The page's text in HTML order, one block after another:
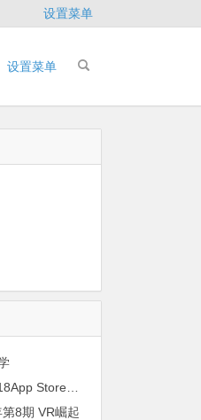
设置菜单
设置菜单
8期 VR崛起